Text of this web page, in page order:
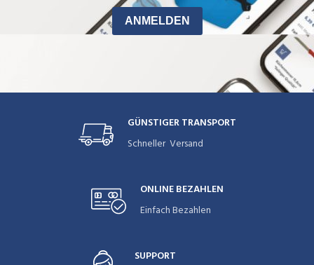
ANMELDEN
GÜNSTIGER TRANSPORT
Schneller Versand
ONLINE BEZAHLEN
Einfach Bezahlen
SUPPORT